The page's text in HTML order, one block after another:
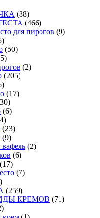
(88)
(466)
для пирогов (9)
(50)
(2)
(205)
(17)
(6)
(23)
(9)
вафель (2)
(6)
(17)
(7)
(259)
КРЕМОВ (71)